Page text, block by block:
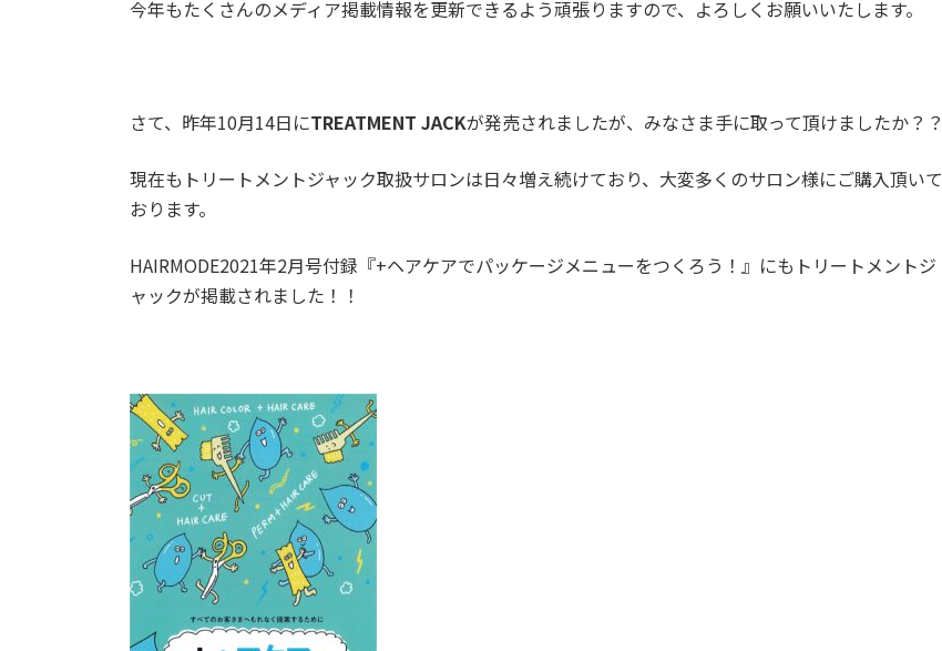
今年もたくさんのメディア掲載情報を更新できるよう頑張りますので、よろしくお願いいたします。
さて、昨年10月14日にTREATMENT JACKが発売されましたが、みなさま手に取って頂けましたか？？
現在もトリートメントジャック取扱サロンは日々増え続けており、大変多くのサロン様にご購入頂いて
おります。
HAIRMODE2021年2月号付録『+ヘアケアでパッケージメニューをつくろう！』にもトリートメントジ
ャックが掲載されました！！